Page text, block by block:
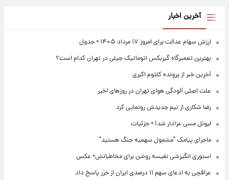
آخرین اخبار
ارزش سهام عدالت برای امروز ۱۷ مرداد ۱۴۰۵ + جدول
بهترین تعمیرگاه گیربکس اتوماتیک جیلی در تهران کدام است؟
آخرین خبر از پرونده کلثوم اکبری
علت اصلی آلودگی هوای تهران در روزهای اخیر
رضا شکاری از تیم جدیدش رونمایی کرد
لیونل مسی عزادار شد! + جزئیات
ماجرای پیامک "مشمول سهمیه جنگ هستید"
استوری انگیزشی نفیسه روشن برای مخاطبانش+ عکس
عراقچی به ادعای سهم ۱۱ درصدی ایران از خزر پاسخ داد